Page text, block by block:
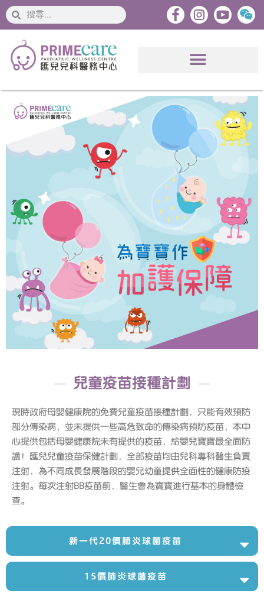
搜
索
搜
索
兒童疫苗接種計劃
現時政府母嬰健康院的免費兒童疫苗接種計劃，只能有效預防
部分傳染病，並未提供一些高危致命的傳染病預防疫苗，本中
心提供包括母嬰健康院未有提供的疫苗，給嬰兒寶寶最全面防
護！匯兒兒童疫苗保健計劃，全部疫苗均由兒科專科醫生負責
注射，為不同成長發展階段的嬰兒幼童提供全面性的健康防疫
注射。每次注射BB疫苗前，醫生會為寶寶進行基本的身體檢
查。
新一代20價肺炎球菌疫苗
15價肺炎球菌疫苗